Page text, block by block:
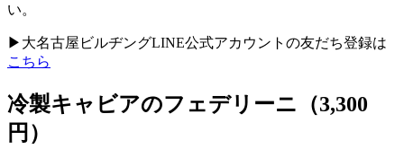
い。
▶大名古屋ビルヂングLINE公式アカウントの友だち登録は
こちら
冷製キャビアのフェデリーニ（3,300
円）